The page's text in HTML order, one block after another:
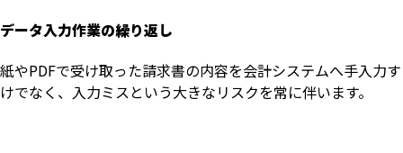
データ入力作業の繰り返し
紙やPDFで受け取った請求書の内容を会計システムへ手入力
けでなく、入力ミスという大きなリスクを常に伴います。